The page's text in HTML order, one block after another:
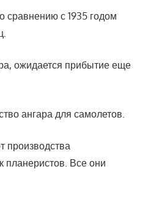
сравнению с 1935 годом
ожидается прибытие еще
ангара для самолетов.
производства
планеристов. Все они